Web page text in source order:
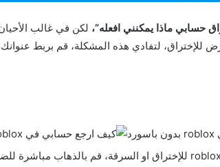
حسابي ماذا يمكنني افعله”،
للإختراق، لتفادي هذه المشكلة، قم بربط عنوانك